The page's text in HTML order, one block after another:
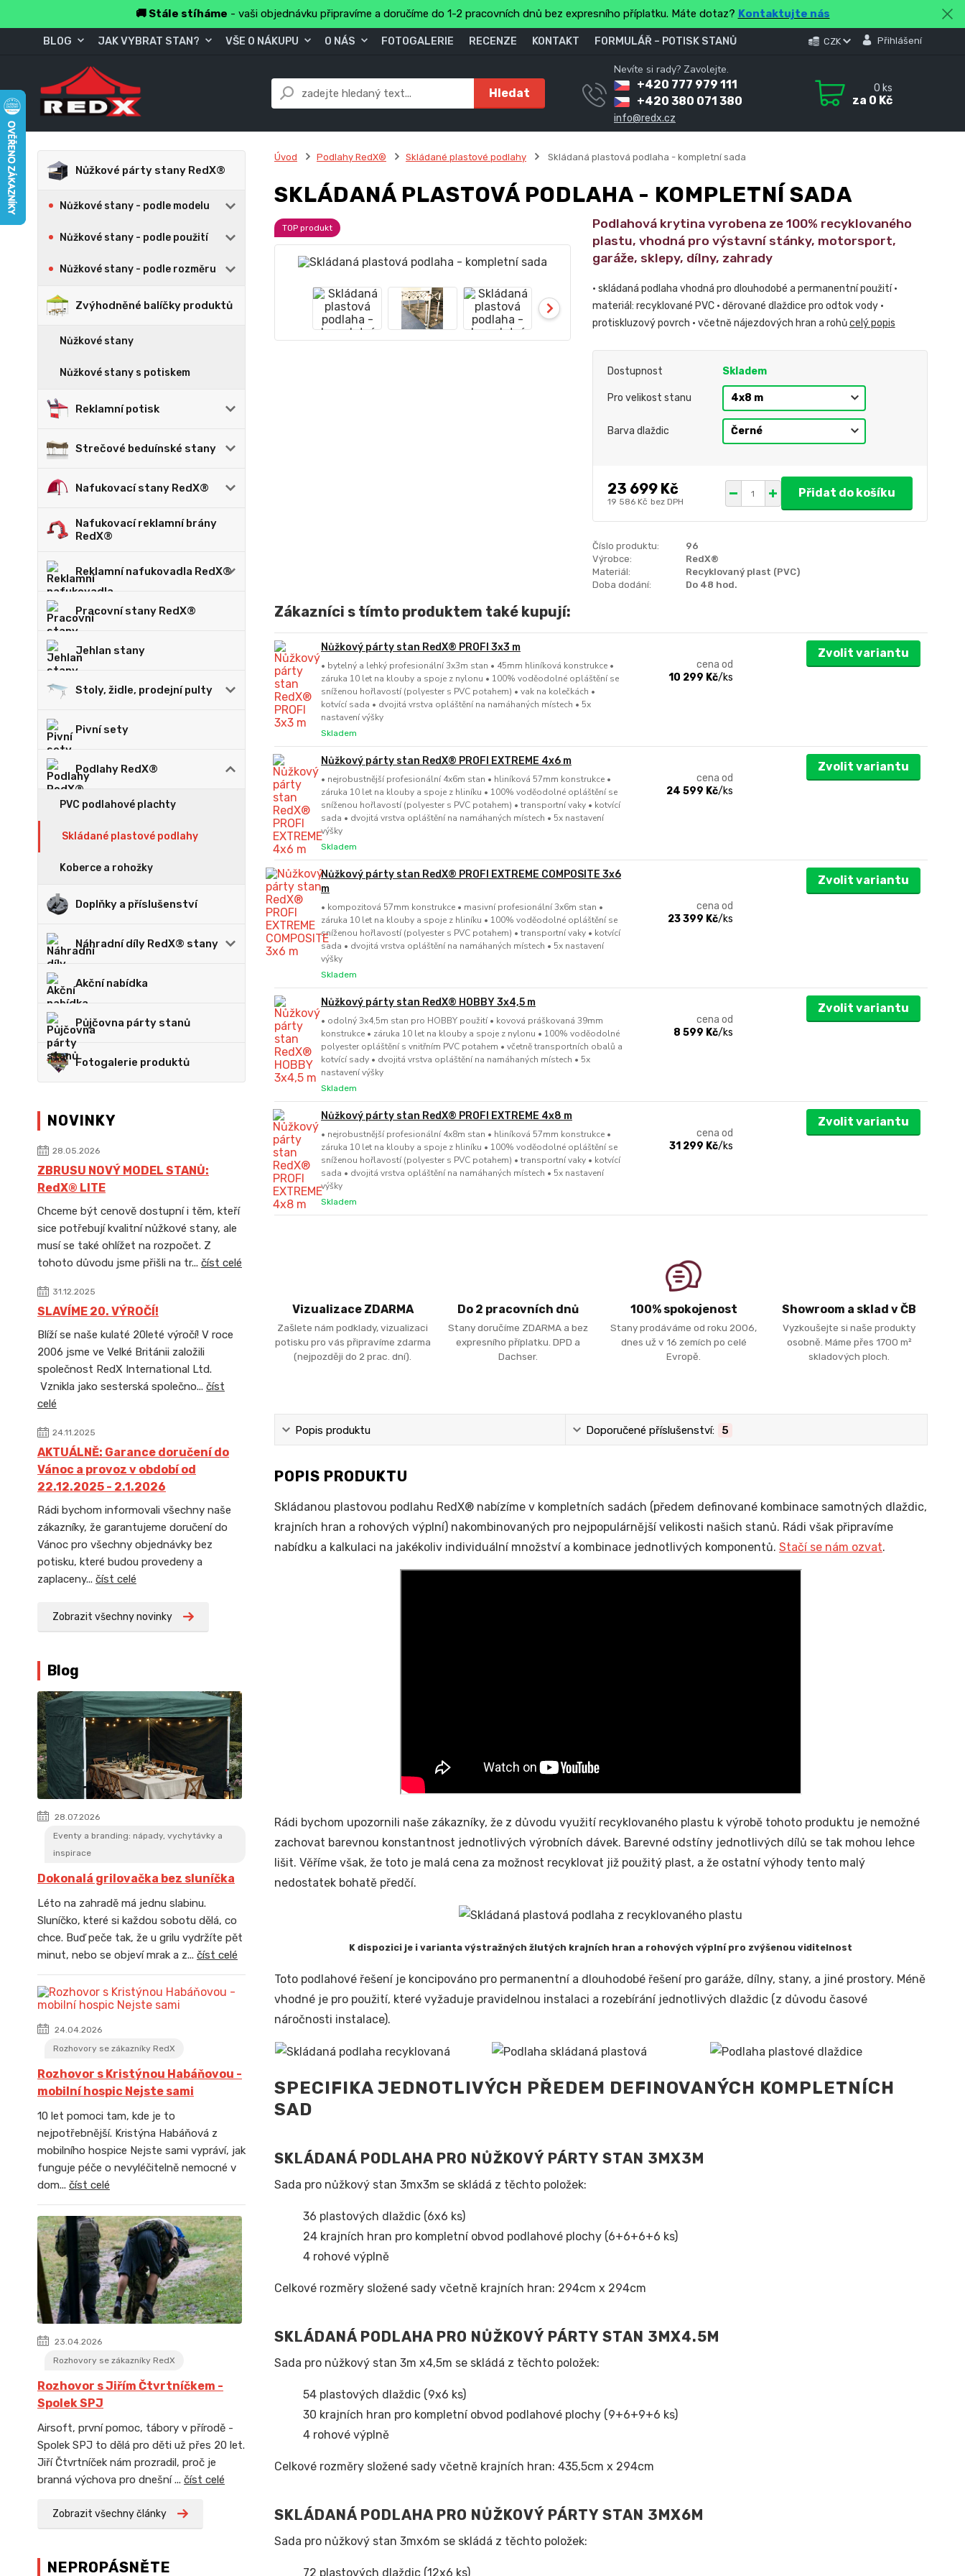
🚚 Stále stíháme - vaši objednávku připravíme a doručíme do 1-2 pracovních dnů bez expresního příplatku. Máte dotaz? Kontaktujte nás
BLOG JAK VYBRAT STAN? VŠE O NÁKUPU O NÁS FOTOGALERIE RECENZE KONTAKT FORMULÁŘ – POTISK STANŮ CZK Přihlášení
Hledat
Nevíte si rady? Zavolejte.
+420 777 979 111
+420 380 071 380
info@redx.cz
0 ks
za 0 Kč
Nůžkové párty stany RedX®
Nůžkové stany - podle modelu
Nůžkové stany - podle použití
Nůžkové stany - podle rozměru
Zvýhodněné balíčky produktů
Nůžkové stany
Nůžkové stany s potiskem
Reklamní potisk
Strečové beduínské stany
Nafukovací stany RedX®
Nafukovací reklamní brány
RedX®
Reklamní nafukovadla RedX®
Pracovní stany RedX®
Jehlan stany
Stoly, židle, prodejní pulty
Pivní sety
Podlahy RedX®
PVC podlahové plachty
Skládané plastové podlahy
Koberce a rohožky
Doplňky a příslušenství
Náhradní díly RedX® stany
Akční nabídka
Půjčovna párty stanů
Fotogalerie produktů
NOVINKY
28.05.2026
ZBRUSU NOVÝ MODEL STANŮ:
RedX® LITE
Chceme být cenově dostupní i těm, kteří
sice potřebují kvalitní nůžkové stany, ale
musí se také ohlížet na rozpočet. Z
tohoto důvodu jsme přišli na tr... číst celé
31.12.2025
SLAVÍME 20. VÝROČÍ!
Blíží se naše kulaté 20leté výročí! V roce
2006 jsme ve Velké Británii založili
společnost RedX International Ltd.
Vznikla jako sesterská společno... číst
celé
24.11.2025
AKTUÁLNĚ: Garance doručení do
Vánoc a provoz v období od
22.12.2025 - 2.1.2026
Rádi bychom informovali všechny naše
zákazníky, že garantujeme doručení do
Vánoc pro všechny objednávky bez
potisku, které budou provedeny a
zaplaceny... číst celé
Zobrazit všechny novinky
Blog
28.07.2026
Eventy a branding: nápady, vychytávky a
inspirace
Dokonalá grilovačka bez sluníčka
Léto na zahradě má jednu slabinu.
Sluníčko, které si každou sobotu dělá, co
chce. Buď peče tak, že u grilu vydržíte pět
minut, nebo se objeví mrak a z... číst celé
24.04.2026
Rozhovory se zákazníky RedX
Rozhovor s Kristýnou Habáňovou -
mobilní hospic Nejste sami
10 let pomoci tam, kde je to
nejpotřebnější. Kristýna Habáňová z
mobilního hospice Nejste sami vypráví, jak
funguje péče o nevyléčitelně nemocné v
dom... číst celé
23.04.2026
Rozhovory se zákazníky RedX
Rozhovor s Jiřím Čtvrtníčkem -
Spolek SPJ
Airsoft, první pomoc, tábory v přírodě -
Spolek SPJ to dělá pro děti už přes 20 let.
Jiří Čtvrtníček nám prozradil, proč je
branná výchova pro dnešní ... číst celé
Zobrazit všechny články
NEPROPÁSNĚTE
Úvod Podlahy RedX® Skládané plastové podlahy Skládaná plastová podlaha - kompletní sada
SKLÁDANÁ PLASTOVÁ PODLAHA - KOMPLETNÍ SADA
TOP produkt
Podlahová krytina vyrobena ze 100% recyklovaného
plastu, vhodná pro výstavní stánky, motorsport,
garáže, sklepy, dílny, zahrady
• skládaná podlaha vhodná pro dlouhodobé a permanentní použití •
materiál: recyklované PVC • děrované dlaždice pro odtok vody •
protiskluzový povrch • včetně nájezdových hran a rohůcelý popis
Dostupnost Skladem
Pro velikost stanu
Barva dlaždic
23 699 Kč
19 586 Kč bez DPH
Přidat do košíku
Číslo produktu:
96
Výrobce:
RedX®
Materiál:
Recyklovaný plast (PVC)
Doba dodání:
Do 48 hod.
Zákazníci s tímto produktem také kupují:
Nůžkový párty stan RedX® PROFI 3x3 m
• bytelný a lehký profesionální 3x3m stan • 45mm hliníková konstrukce •
záruka 10 let na klouby a spoje z nylonu • 100% voděodolné opláštění se
sníženou hořlavostí (polyester s PVC potahem) • vak na kolečkách •
kotvící sada • dvojitá vrstva opláštění na namáhaných místech • 5x
nastavení výšky
cena od
10 299 Kč/ks
Skladem
Zvolit variantu
Nůžkový párty stan RedX® PROFI EXTREME 4x6 m
• nejrobustnější profesionální 4x6m stan • hliníková 57mm konstrukce •
záruka 10 let na klouby a spoje z hliníku • 100% voděodolné opláštění se
sníženou hořlavostí (polyester s PVC potahem) • transportní vaky • kotvící
sada • dvojitá vrstva opláštění na namáhaných místech • 5x nastavení
výšky
cena od
24 599 Kč/ks
Skladem
Zvolit variantu
Nůžkový párty stan RedX® PROFI EXTREME COMPOSITE 3x6
m
• kompozitová 57mm konstrukce • masivní profesionální 3x6m stan •
záruka 10 let na klouby a spoje z hliníku • 100% voděodolné opláštění se
sníženou hořlavostí (polyester s PVC potahem) • transportní vaky • kotvící
sada • dvojitá vrstva opláštění na namáhaných místech • 5x nastavení
výšky
cena od
23 399 Kč/ks
Skladem
Zvolit variantu
Nůžkový párty stan RedX® HOBBY 3x4,5 m
• odolný 3x4,5m stan pro HOBBY použití • kovová práškovaná 39mm
konstrukce • záruka 10 let na klouby a spoje z nylonu • 100% voděodolné
polyester opláštění s vnitřním PVC potahem • včetně transportních obalů a
kotvící sady • dvojitá vrstva opláštění na namáhaných místech • 5x
nastavení výšky
cena od
8 599 Kč/ks
Skladem
Zvolit variantu
Nůžkový párty stan RedX® PROFI EXTREME 4x8 m
• nejrobustnější profesionální 4x8m stan • hliníková 57mm konstrukce •
záruka 10 let na klouby a spoje z hliníku • 100% voděodolné opláštění se
sníženou hořlavostí (polyester s PVC potahem) • transportní vaky • kotvící
sada • dvojitá vrstva opláštění na namáhaných místech • 5x nastavení
výšky
cena od
31 299 Kč/ks
Skladem
Zvolit variantu
Vizualizace ZDARMA
Zašlete nám podklady, vizualizaci
potisku pro vás připravíme zdarma
(nejpozději do 2 prac. dní).
Do 2 pracovních dnů
Stany doručíme ZDARMA a bez
expresního příplatku. DPD a
Dachser.
100% spokojenost
Stany prodáváme od roku 2006,
dnes už v 16 zemích po celé
Evropě.
Showroom a sklad v ČB
Vyzkoušejte si naše produkty
osobně. Máme přes 1700 m²
skladových ploch.
Popis produktu Doporučené příslušenství: 5
POPIS PRODUKTU
Skládanou plastovou podlahu RedX® nabízíme v kompletních sadách (předem definované kombinace samotných dlaždic,
krajních hran a rohových výplní) nakombinovaných pro nejpopulárnější velikosti našich stanů. Rádi však připravíme
nabídku a kalkulaci na jakékoliv individuální množství a kombinace jednotlivých komponentů. Stačí se nám ozvat.
Rádi bychom upozornili naše zákazníky, že z důvodu využití recyklovaného plastu k výrobě tohoto produktu je nemožné
zachovat barevnou konstantnost jednotlivých výrobních dávek. Barevné odstíny jednotlivých dílů se tak mohou lehce
lišit. Věříme však, že toto je malá cena za možnost recyklovat již použitý plast, a že ostatní výhody tento malý
nedostatek bohatě předčí.
K dispozici je i varianta výstražných žlutých krajních hran a rohových výplní pro zvýšenou viditelnost
Toto podlahové řešení je koncipováno pro permanentní a dlouhodobé řešení pro garáže, dílny, stany, a jiné prostory. Méně
vhodné je pro použití, které vyžaduje pravidelnou instalaci a rozebírání jednotlivých dlaždic (z důvodu časové
náročnosti instalace).
SPECIFIKA JEDNOTLIVÝCH PŘEDEM DEFINOVANÝCH KOMPLETNÍCH
SAD
SKLÁDANÁ PODLAHA PRO NŮŽKOVÝ PÁRTY STAN 3MX3M
Sada pro nůžkový stan 3mx3m se skládá z těchto položek:
36 plastových dlaždic (6x6 ks)
24 krajních hran pro kompletní obvod podlahové plochy (6+6+6+6 ks)
4 rohové výplně
Celkové rozměry složené sady včetně krajních hran: 294cm x 294cm
SKLÁDANÁ PODLAHA PRO NŮŽKOVÝ PÁRTY STAN 3MX4.5M
Sada pro nůžkový stan 3m x4,5m se skládá z těchto položek:
54 plastových dlaždic (9x6 ks)
30 krajních hran pro kompletní obvod podlahové plochy (9+6+9+6 ks)
4 rohové výplně
Celkové rozměry složené sady včetně krajních hran: 435,5cm x 294cm
SKLÁDANÁ PODLAHA PRO NŮŽKOVÝ PÁRTY STAN 3MX6M
Sada pro nůžkový stan 3mx6m se skládá z těchto položek:
72 plastových dlaždic (12x6 ks)